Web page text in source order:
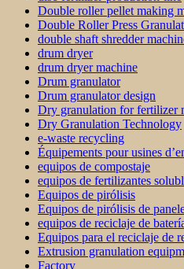
Double roller pellet making
Double Roller Press
double shaft shredder
drum dryer
drum dryer machine
Drum granulator
Drum granulator design
Dry granulation for fertilizer
Dry Granulation Technology
e-waste recycling
Équipements pour usines
equipos de compostaje
equipos de fertilizantes
Equipos de pirólisis
Equipos de pirólisis de
equipos de reciclaje de
Equipos para el reciclaje de
Extrusion granulation
Factory